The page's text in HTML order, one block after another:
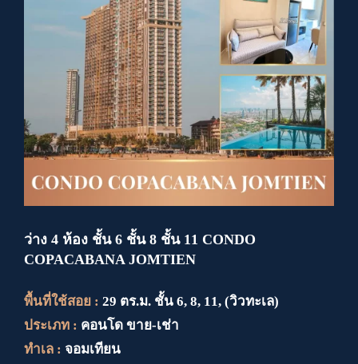
ว่าง 4 ห้อง ชั้น 6 ชั้น 8 ชั้น 11 CONDO
COPACABANA JOMTIEN
พื้นที่ใช้สอย : 29 ตร.ม. ชั้น 6, 8, 11, (วิวทะเล)
ประเภท : คอนโด ขาย-เช่า
ทำเล : จอมเทียน